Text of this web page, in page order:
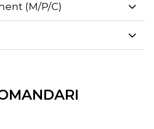
(M/P/C)